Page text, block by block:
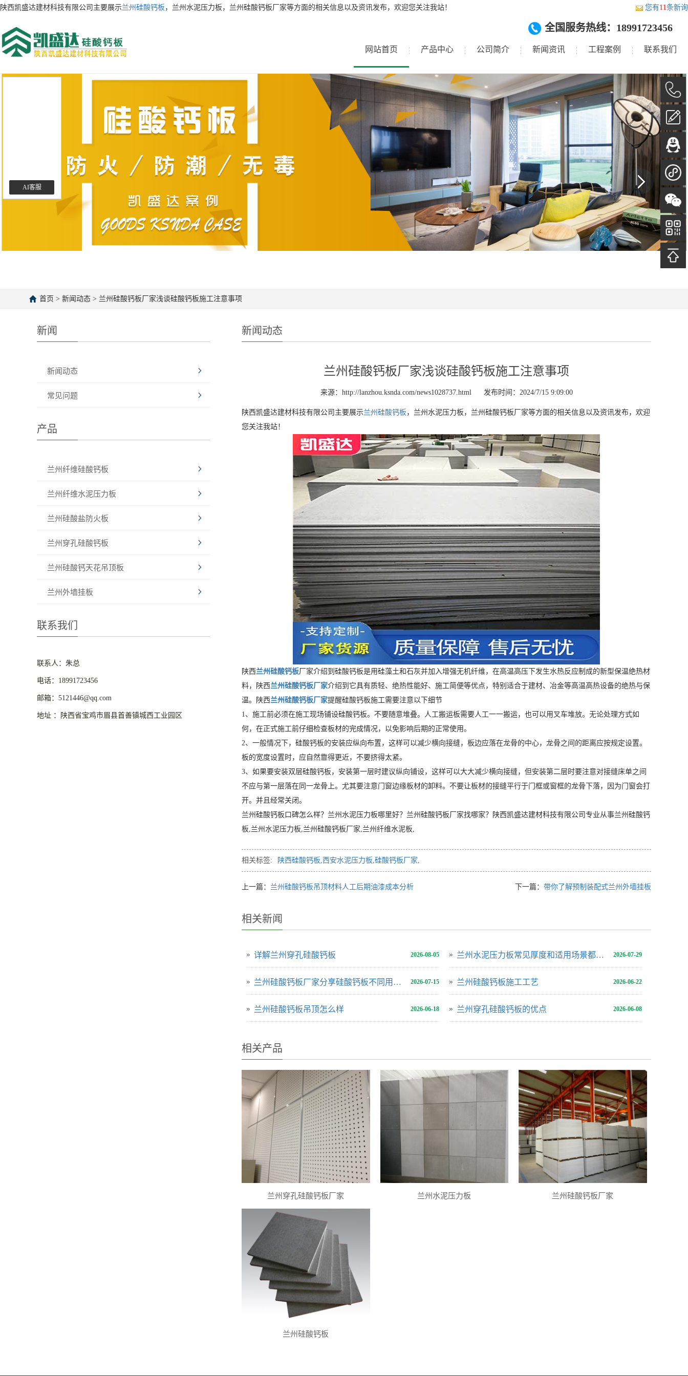
陕西凯盛达建材科技有限公司主要展示兰州硅酸钙板 ，兰州水泥压力板，兰州硅酸钙板厂家等方面的相关信息以及资讯发布，欢迎您关注我站！ 您有11条新
网站首页 产品中心 公司简介 新闻资讯 工程案例 联系我们
全国服务热线：18991723456
首页 > 新闻动态 > 兰州硅酸钙板厂家浅谈硅酸钙板施工注意事项
新闻
新闻动态
常见问题
产品
兰州纤维硅酸钙板
兰州纤维水泥压力板
兰州硅酸盐防火板
兰州穿孔硅酸钙板
兰州硅酸钙天花吊顶板
兰州外墙挂板
联系我们
联系人：朱总
电话：18991723456
邮箱：5121446@qq.com
地址 ：陕西省宝鸡市眉县首善镇城西工业园区
新闻动态
兰州硅酸钙板厂家浅谈硅酸钙板施工注意事项
来源：http://lanzhou.ksnda.com/news1028737.html 发布时间：2024/7/15 9:09:00
陕西凯盛达建材科技有限公司主要展示兰州硅酸钙板 ，兰州水泥压力板，兰州硅酸钙板厂家等方面的相关信息以及资讯发布，欢迎
您关注我站！
陕西兰州硅酸钙板厂家介绍到硅酸钙板是用硅藻土和石灰并加入增强无机纤维，在高温高压下发生水热反应制成的新型保温绝热材
料，陕西兰州硅酸钙板厂家介绍到它具有质轻、绝热性能好、施工简便等优点，特别适合于建材、冶金等高温高热设备的绝热与保
温。陕西兰州硅酸钙板厂家提醒硅酸钙板施工需要注意以下细节
1、施工前必须在施工现场铺设硅酸钙板。不要随意堆叠。人工搬运板需要人工一一搬运，也可以用叉车堆放。无论处理方式如
何，在正式施工前仔细检查板材的完成情况，以免影响后期的正常使用。
2、一般情况下，硅酸钙板的安装应纵向布置，这样可以减少横向接缝，板边应落在龙骨的中心，龙骨之间的距离应按规定设置。
板的宽度设置时，应自然靠得更近，不要挤得太紧。
3、如果要安装双层硅酸钙板，安装第一层时建议纵向铺设，这样可以大大减少横向接缝，但安装第二层时要注意对接缝床单之间
不应与第一层落在同一龙骨上。尤其要注意门窗边缘板材的卸料。不要让板材的接缝平行于门框或窗框的龙骨下落，因为门窗会打
开。并且经常关闭。
兰州硅酸钙板口碑怎么样？兰州水泥压力板哪里好？兰州硅酸钙板厂家找哪家？陕西凯盛达建材科技有限公司专业从事兰州硅酸钙
板,兰州水泥压力板,兰州硅酸钙板厂家,兰州纤维水泥板,
相关标签: 陕西硅酸钙板,西安水泥压力板,硅酸钙板厂家,
上一篇： 兰州硅酸钙板吊顶材料人工后期油漆成本分析 下一篇： 带你了解预制装配式兰州外墙挂板
相关新闻
2026-08-05
详解兰州穿孔硅酸钙板 2026-07-29
兰州水泥压力板常见厚度和适用场景都有哪些？
2026-07-15
兰州硅酸钙板厂家分享硅酸钙板不同用途用多厚合适 2026-06-22
兰州硅酸钙板施工工艺
2026-06-18
兰州硅酸钙板吊顶怎么样 2026-06-08
兰州穿孔硅酸钙板的优点
相关产品
兰州穿孔硅酸钙板厂家 兰州水泥压力板 兰州硅酸钙板厂家
兰州硅酸钙板
AI客服